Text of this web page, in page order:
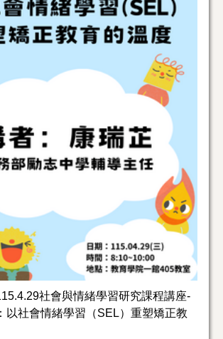
社會與情緒學習研究課程講座-
以社會情緒學習（SEL）重塑矯正教